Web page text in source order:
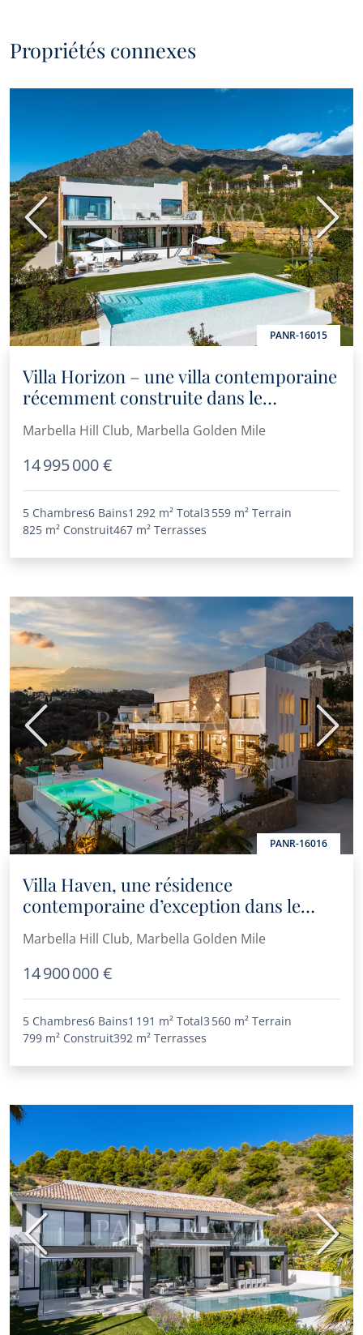
Propriétés connexes
PANR-16015
Précédent
Villa Horizon – une villa contemporaine
récemment construite dans le
Marbella Hill Club, Marbella Golden Mile
14 995 000 €
5 Chambres6 Bains1 292 m² Total3 559 m² Terrain
825 m² Construit467 m² Terrasses
PANR-16016
Précédent
Villa Haven, une résidence
contemporaine d’exception dans le
Marbella Hill Club, Marbella Golden Mile
14 900 000 €
5 Chambres6 Bains1 191 m² Total3 560 m² Terrain
799 m² Construit392 m² Terrasses
Précédent